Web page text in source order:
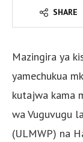
SHARE
Mazingira ya
yamechukua
kutajwa kama
wa Vuguvugu
(ULMWP) na